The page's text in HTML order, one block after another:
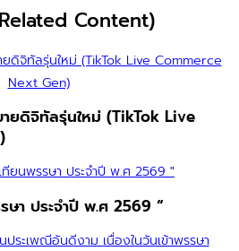
Content)
ายดิจิทัลรุ่นใหม่ (TikTok Live
ษา ประจำปี พ.ศ 2569 “